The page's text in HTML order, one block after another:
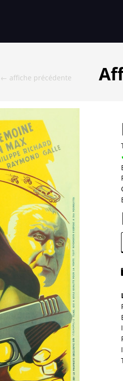
← affiche précédente